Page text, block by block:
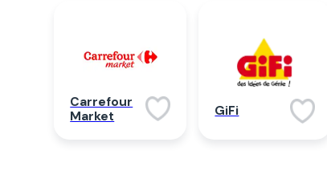
Carrefour
Market
GiFi